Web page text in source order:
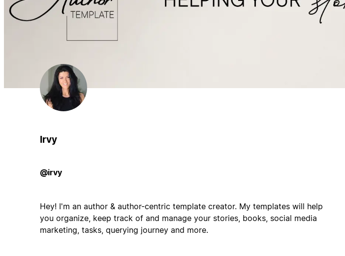
Irvy
@irvy
Hey! I'm an author & author-centric template creator. My templates will help
you organize, keep track of and manage your stories, books, social media
marketing, tasks, querying journey and more.